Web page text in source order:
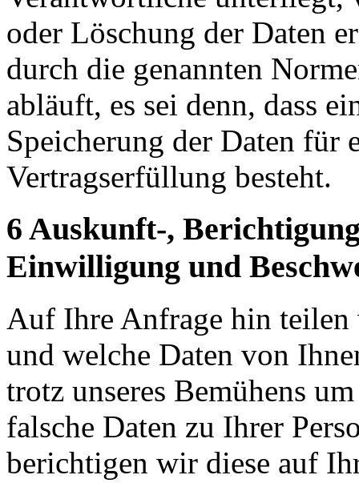
oder Löschung der Daten
durch die genannten
abläuft, es sei denn, dass
Speicherung der Daten für
Vertragserfüllung besteht.
6 Auskunft-,
Einwilligung und
Auf Ihre Anfrage hin
und welche Daten von
trotz unseres Bemühens
falsche Daten zu Ihrer
berichtigen wir diese auf